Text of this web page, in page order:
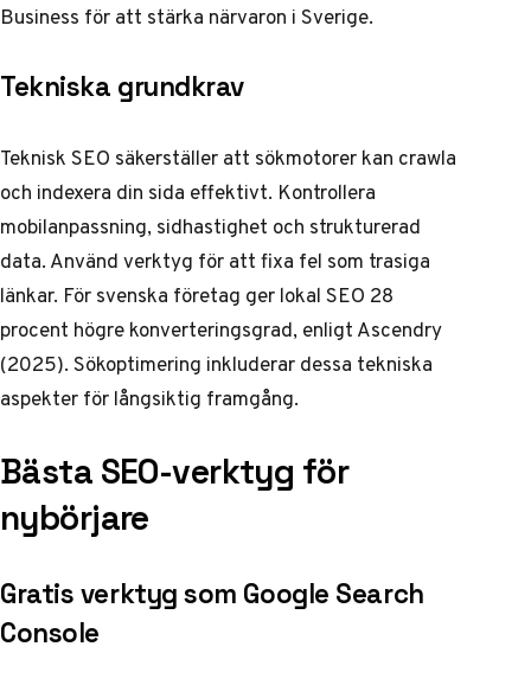
Business för att stärka närvaron i Sverige.
Tekniska grundkrav
Teknisk SEO säkerställer att sökmotorer kan crawla
och indexera din sida effektivt. Kontrollera
mobilanpassning, sidhastighet och strukturerad
data. Använd verktyg för att fixa fel som trasiga
länkar. För svenska företag ger lokal SEO 28
procent högre konverteringsgrad, enligt Ascendry
(2025).Sökoptimering inkluderar dessa tekniska
aspekter för långsiktig framgång.
Bästa SEO-verktyg för
nybörjare
Gratis verktyg som Google Search
Console